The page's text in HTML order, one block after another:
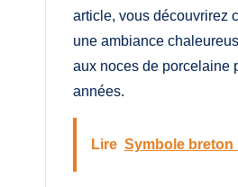
article, vous découvrirez
une ambiance
aux noces de porcelaine
années.
Lire Symbole